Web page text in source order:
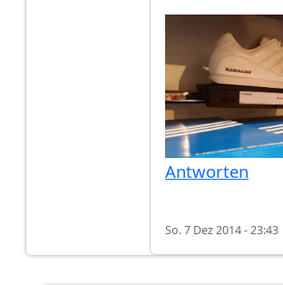
Antworten
So. 7 Dez 2014 - 23:43